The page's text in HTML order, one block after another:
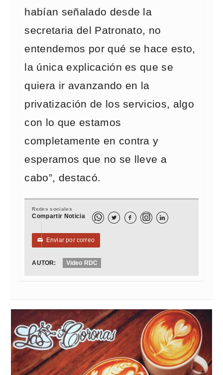
habían señalado desde la
secretaria del Patronato, no
entendemos por qué se hace esto,
la única explicación es que se
quiera ir avanzando en la
privatización de los servicios, algo
con lo que estamos
completamente en contra y
esperamos que no se lleve a
cabo”, destacó.
Redes sociales
Compartir Noticia   
✉ Enviar por correo
AUTOR: Video RDC